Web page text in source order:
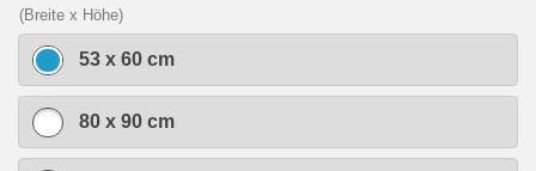
(Breite x Höhe)
53 x 60 cm
80 x 90 cm